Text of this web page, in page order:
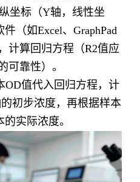
坐标（Y轴，线性坐
（如Excel、GraphPad
计算回归方程（R2值应
可靠性）。
OD值代入回归方程，计
初步浓度，再根据样本
实际浓度。